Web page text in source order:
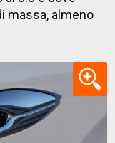
massa, almeno